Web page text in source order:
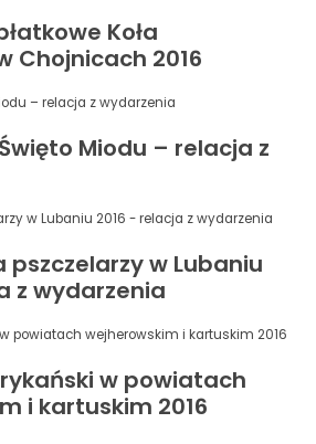
Koła
Chojnicach 2016
Miodu – relacja z
pszczelarzy w Lubaniu
z wydarzenia
w powiatach
i kartuskim 2016